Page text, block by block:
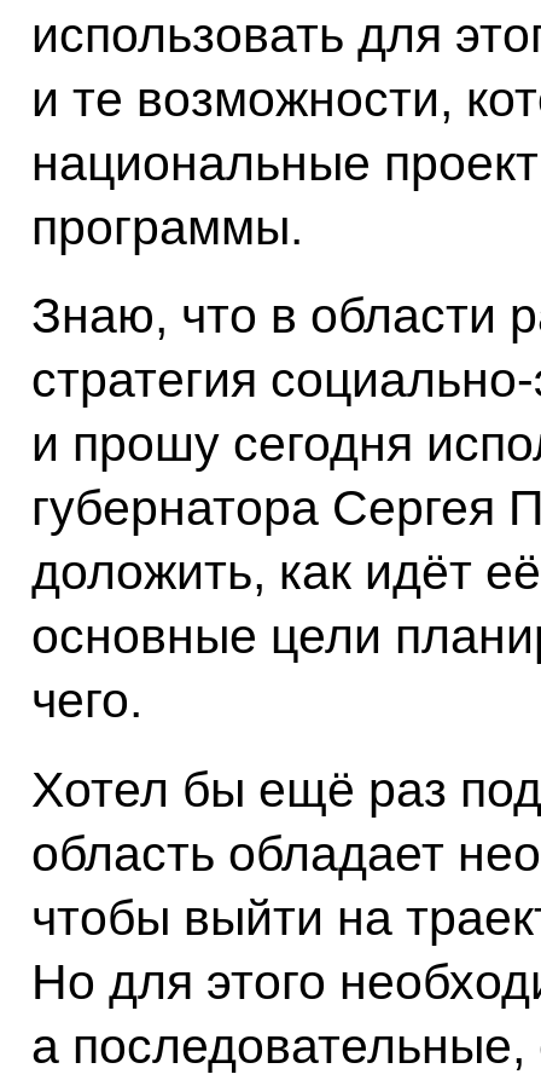
использовать для
и те возможности,
национальные
программы.
Знаю, что в области
стратегия
и прошу сегодня
губернатора Сергея
доложить, как идёт
основные цели
чего.
Хотел бы ещё раз
область обладает
чтобы выйти на
Но для этого
а